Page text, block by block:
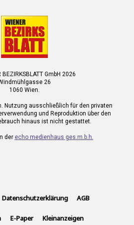
BEZIRKSBLATT GmbH 2026
26
1060 Wien.
Nutzung ausschließlich für den privaten
und Reproduktion über den
hinaus ist nicht gestattet.
der echo medienhaus ges.m.b.h.
Datenschutzerklärung AGB
E-Paper Kleinanzeigen